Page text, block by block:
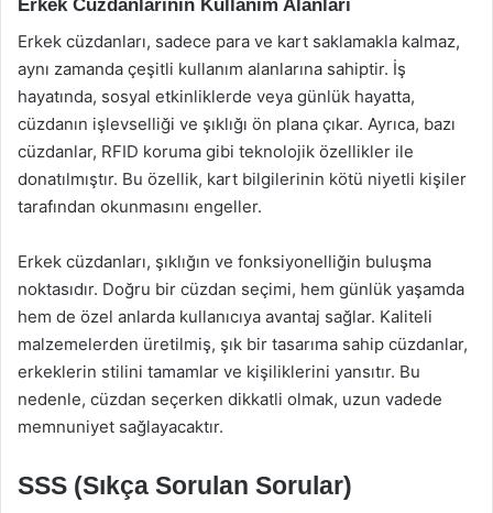
Erkek Cüzdanlarının Kullanım Alanları
Erkek cüzdanları, sadece para ve kart saklamakla kalmaz,
aynı zamanda çeşitli kullanım alanlarına sahiptir. İş
hayatında, sosyal etkinliklerde veya günlük hayatta,
cüzdanın işlevselliği ve şıklığı ön plana çıkar. Ayrıca, bazı
cüzdanlar, RFID koruma gibi teknolojik özellikler ile
donatılmıştır. Bu özellik, kart bilgilerinin kötü niyetli kişiler
tarafından okunmasını engeller.
Erkek cüzdanları, şıklığın ve fonksiyonelliğin buluşma
noktasıdır. Doğru bir cüzdan seçimi, hem günlük yaşamda
hem de özel anlarda kullanıcıya avantaj sağlar. Kaliteli
malzemelerden üretilmiş, şık bir tasarıma sahip cüzdanlar,
erkeklerin stilini tamamlar ve kişiliklerini yansıtır. Bu
nedenle, cüzdan seçerken dikkatli olmak, uzun vadede
memnuniyet sağlayacaktır.
SSS (Sıkça Sorulan Sorular)